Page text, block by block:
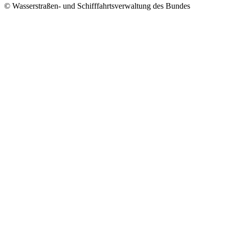
© Wasserstraßen- und Schifffahrtsverwaltung des Bundes